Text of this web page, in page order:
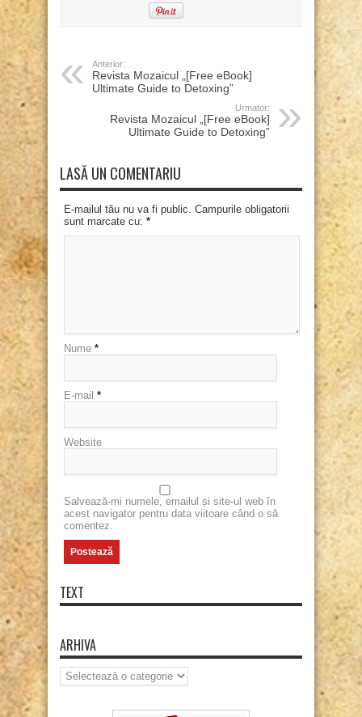
Anterior:
Revista Mozaicul „[Free eBook]
Ultimate Guide to Detoxing”
Urmator:
Revista Mozaicul „[Free eBook]
Ultimate Guide to Detoxing”
LASĂ UN COMENTARIU
E-mailul tău nu va fi public. Campurile obligatorii
sunt marcate cu: *
Nume *
E-mail *
Website
Salvează-mi numele, emailul și site-ul web în
acest navigator pentru data viitoare când o să
comentez.
TEXT
ARHIVA
Arhiva